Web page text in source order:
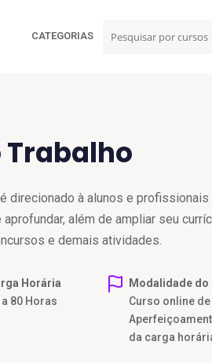
CATEGORIAS
Trabalho
direcionado à alunos e
além de ampliar seu
e demais atividades.
Horária
a 80 Horas
Modalidade do
Curso online
da carga